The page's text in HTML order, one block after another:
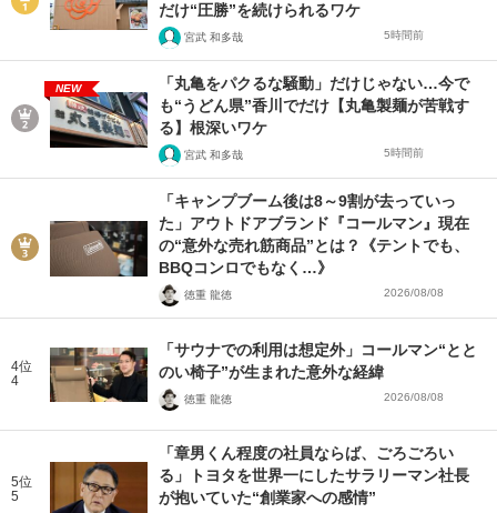
だけ“圧勝”を続けられるワケ
宮武 和多哉 5時間前
NEW
「丸亀をパクるな騒動」だけじゃない…今で
も“うどん県”香川でだけ【丸亀製麺が苦戦す
る】根深いワケ
宮武 和多哉 5時間前
「キャンプブーム後は8～9割が去っていっ
た」アウトドアブランド『コールマン』現在
の“意外な売れ筋商品”とは？《テントでも、
BBQコンロでもなく…》
徳重 龍徳 2026/08/08
4位
4
「サウナでの利用は想定外」コールマン“とと
のい椅子”が生まれた意外な経緯
徳重 龍徳 2026/08/08
5位
5
「章男くん程度の社員ならば、ごろごろい
る」トヨタを世界一にしたサラリーマン社長
が抱いていた“創業家への感情”